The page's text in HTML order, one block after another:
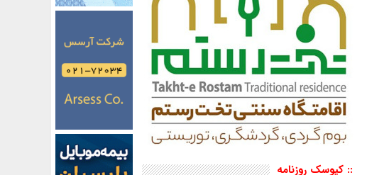
:: کیوسک روزنامه